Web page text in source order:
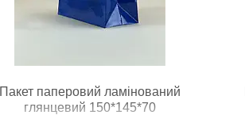
Пакет паперовий ламінований
глянцевий 150*145*70